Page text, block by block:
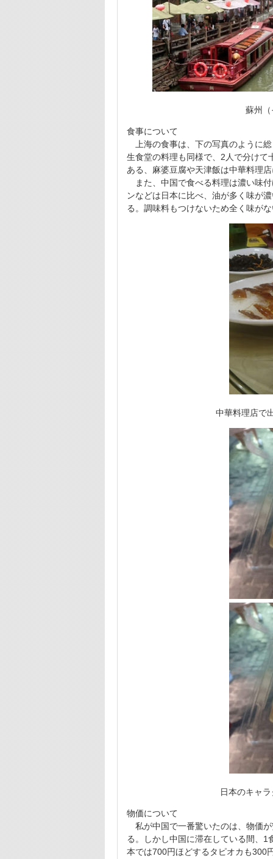
蘇州
食事について
上海の食事は、下の写真のように
生食堂の料理も同様で、2人で分けて
ある、麻婆豆腐や天津飯は中華料理
また、中国で食べる料理は濃い味
ンなどは日本に比べ、油が多く味が
る。調味料もつけないため全く味が
中華料理店で
日本のキャ
物価について
私が中国で一番驚いたのは、物価
る。しかし中国に滞在している間、
本では700円ほどするタピオカも300